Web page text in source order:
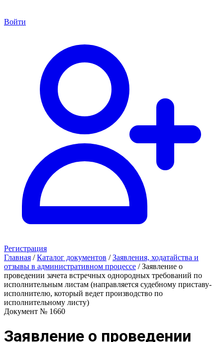
Войти
Регистрация
Главная / Каталог документов / Заявления, ходатайства и
отзывы в административном процессе / Заявление о
проведении зачета встречных однородных требований по
исполнительным листам (направляется судебному приставу-
исполнителю, который ведет производство по
исполнительному листу)
Документ № 1660
Заявление о проведении